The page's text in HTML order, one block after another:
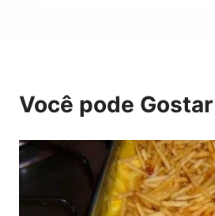
Você pode